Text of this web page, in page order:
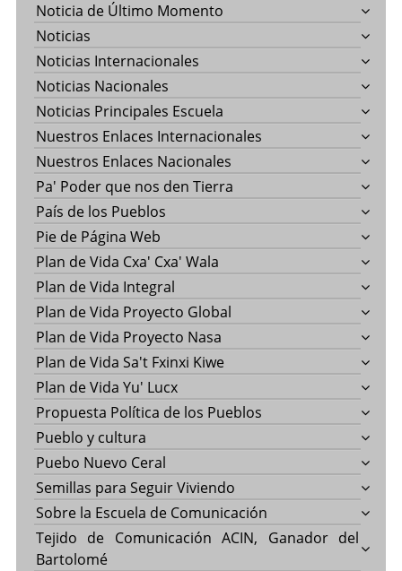
Noticia de Último Momento
Noticias
Noticias Internacionales
Noticias Nacionales
Noticias Principales Escuela
Nuestros Enlaces Internacionales
Nuestros Enlaces Nacionales
Pa' Poder que nos den Tierra
País de los Pueblos
Pie de Página Web
Plan de Vida Cxa' Cxa' Wala
Plan de Vida Integral
Plan de Vida Proyecto Global
Plan de Vida Proyecto Nasa
Plan de Vida Sa't Fxinxi Kiwe
Plan de Vida Yu' Lucx
Propuesta Política de los Pueblos
Pueblo y cultura
Puebo Nuevo Ceral
Semillas para Seguir Viviendo
Sobre la Escuela de Comunicación
Tejido de Comunicación ACIN, Ganador del
Bartolomé